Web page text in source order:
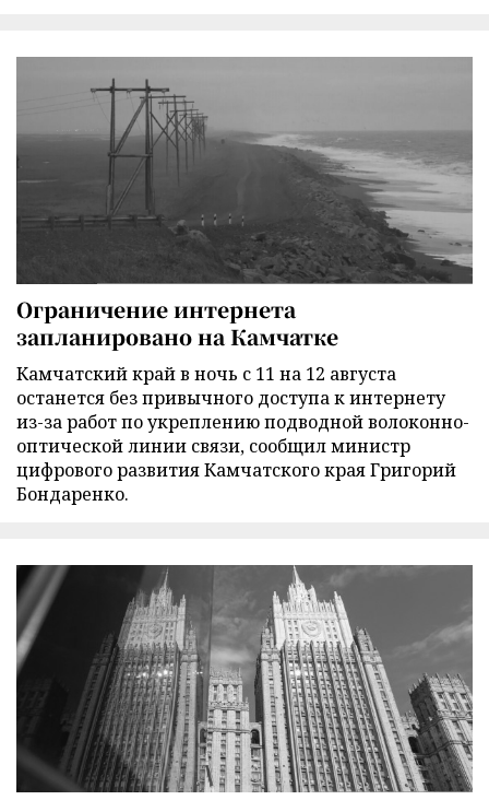
Ограничение интернета
запланировано на Камчатке
Камчатский край в ночь с 11 на 12 августа
останется без привычного доступа к интернету
из-за работ по укреплению подводной волоконно-
оптической линии связи, сообщил министр
цифрового развития Камчатского края Григорий
Бондаренко.